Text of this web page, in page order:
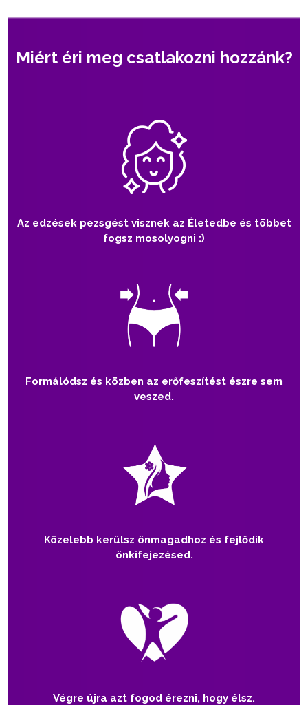
Miért éri meg csatlakozni hozzánk?
Az edzések pezsgést visznek az Életedbe és többet
fogsz mosolyogni :)
Formálódsz és közben az erőfeszítést észre sem
veszed.
Közelebb kerülsz önmagadhoz és fejlődik
önkifejezésed.
Végre újra azt fogod érezni, hogy élsz.